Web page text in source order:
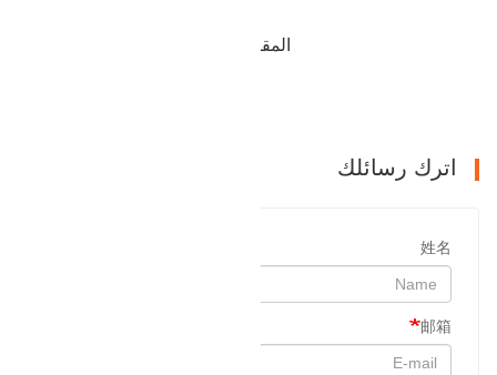
المقالة السابقة : بيع شفة العنق العالية
اترك رسائلك
姓名
邮箱